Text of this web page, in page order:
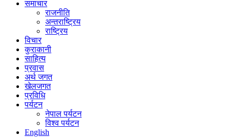
समाचार
राजनीति
अन्तराष्ट्रिय
राष्ट्रिय
विचार
कुराकानी
साहित्य
प्रवास
अर्थ जगत
खेलजगत
प्रविधि
पर्यटन
नेपाल पर्यटन
विश्व पर्यटन
English